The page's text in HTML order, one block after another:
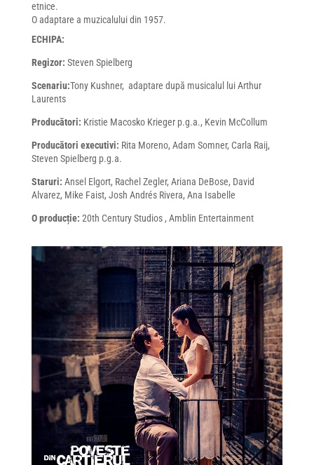
etnice.
O adaptare a muzicalului din 1957.​
ECHIPA:
Regizor: Steven Spielberg
Scenariu:Tony Kushner, adaptare după musicalul lui Arthur
Laurents
Producători: Kristie Macosko Krieger p.g.a., Kevin McCollum
Producători executivi: Rita Moreno, Adam Somner, Carla Raij,
Steven Spielberg p.g.a.
Staruri: Ansel Elgort, Rachel Zegler, Ariana DeBose, David
Alvarez, Mike Faist, Josh Andrés Rivera, Ana Isabelle
O producție: 20th Century Studios , Amblin Entertainment